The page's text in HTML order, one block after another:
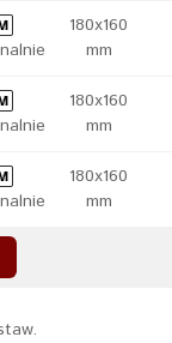
180x160
mm
180x160
mm
180x160
mm